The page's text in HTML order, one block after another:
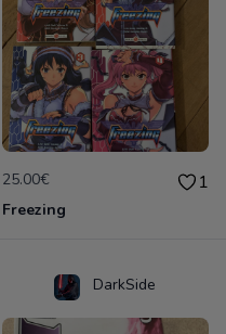
25.00€ 1
Freezing
DarkSide